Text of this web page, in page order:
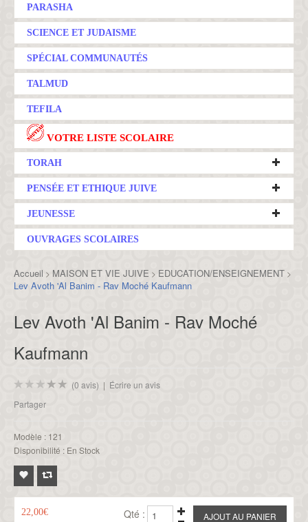
PARASHA
SCIENCE ET JUDAISME
SPÉCIAL COMMUNAUTÉS
TALMUD
TEFILA
VOTRE LISTE SCOLAIRE
TORAH
PENSÉE ET ETHIQUE JUIVE
JEUNESSE
OUVRAGES SCOLAIRES
Accueil > MAISON ET VIE JUIVE > EDUCATION/ENSEIGNEMENT >
Lev Avoth 'Al Banim - Rav Moché Kaufmann
Lev Avoth 'Al Banim - Rav Moché
Kaufmann
(0 avis) | Écrire un avis
Partager
Modèle : 121
Disponibilité : En Stock
22,00€ Qté :